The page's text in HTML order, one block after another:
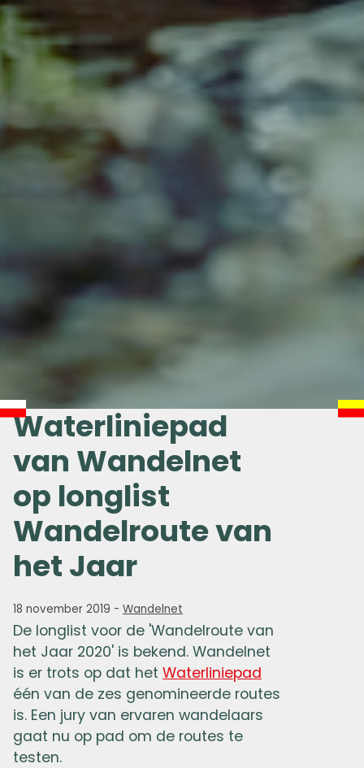
Waterliniepad
van Wandelnet
op longlist
Wandelroute van
het Jaar
18 november 2019 - Wandelnet
De longlist voor de 'Wandelroute van
het Jaar 2020' is bekend. Wandelnet
is er trots op dat het Waterliniepad
één van de zes genomineerde routes
is. Een jury van ervaren wandelaars
gaat nu op pad om de routes te
testen.